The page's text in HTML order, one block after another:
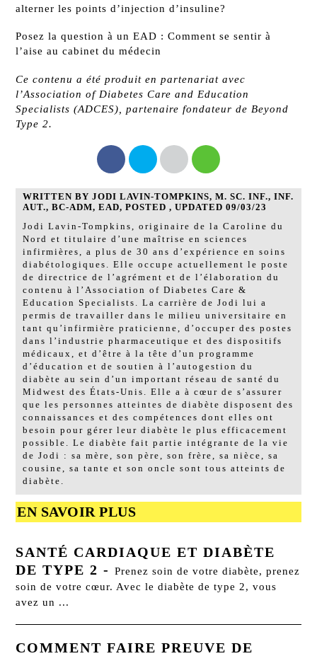
alterner les points d’injection d’insuline?
Posez la question à un EAD : Comment se sentir à
l’aise au cabinet du médecin
Ce contenu a été produit en partenariat avec
l’Association of Diabetes Care and Education
Specialists (ADCES), partenaire fondateur de Beyond
Type 2.
WRITTEN BY JODI LAVIN-TOMPKINS, M. SC. INF., INF.
AUT., BC-ADM, EAD, POSTED , UPDATED 09/03/23
Jodi Lavin-Tompkins, originaire de la Caroline du
Nord et titulaire d’une maîtrise en sciences
infirmières, a plus de 30 ans d’expérience en soins
diabétologiques. Elle occupe actuellement le poste
de directrice de l’agrément et de l’élaboration du
contenu à l’Association of Diabetes Care &
Education Specialists. La carrière de Jodi lui a
permis de travailler dans le milieu universitaire en
tant qu’infirmière praticienne, d’occuper des postes
dans l’industrie pharmaceutique et des dispositifs
médicaux, et d’être à la tête d’un programme
d’éducation et de soutien à l’autogestion du
diabète au sein d’un important réseau de santé du
Midwest des États-Unis. Elle a à cœur de s’assurer
que les personnes atteintes de diabète disposent des
connaissances et des compétences dont elles ont
besoin pour gérer leur diabète le plus efficacement
possible. Le diabète fait partie intégrante de la vie
de Jodi : sa mère, son père, son frère, sa nièce, sa
cousine, sa tante et son oncle sont tous atteints de
diabète.
EN SAVOIR PLUS
SANTÉ CARDIAQUE ET DIABÈTE
DE TYPE 2 -Prenez soin de votre diabète, prenez
soin de votre cœur. Avec le diabète de type 2, vous
avez un ...
COMMENT FAIRE PREUVE DE